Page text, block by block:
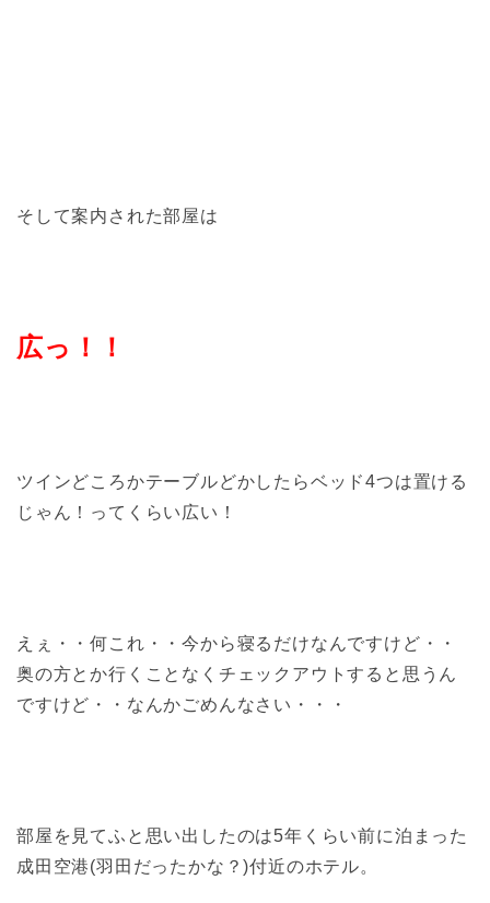
そして案内された部屋は
広っ！！
ツインどころかテーブルどかしたらベッド4つは置ける
じゃん！ってくらい広い！
えぇ・・何これ・・今から寝るだけなんですけど・・
奥の方とか行くことなくチェックアウトすると思うん
ですけど・・なんかごめんなさい・・・
部屋を見てふと思い出したのは5年くらい前に泊まった
成田空港(羽田だったかな？)付近のホテル。